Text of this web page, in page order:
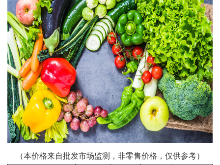
（本价格来自批发市场监测，非零售价格，仅供参考）